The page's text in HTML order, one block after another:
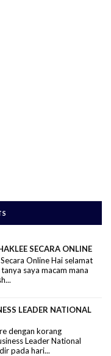
SECARA ONLINE
Online Hai selamat
saya macam mana
LEADER NATIONAL
dengan korang
Leader National
pada hari...